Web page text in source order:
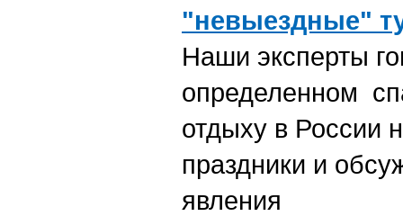
"невыездные"
Наши эксперты
определенном
отдыху в России
праздники и
явления